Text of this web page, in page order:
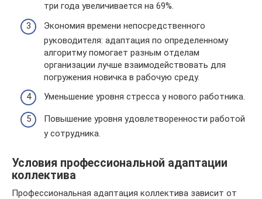
три года увеличивается на 69%.
Экономия времени непосредственного
руководителя: адаптация по определенному
алгоритму помогает разным отделам
организации лучше взаимодействовать для
погружения новичка в рабочую среду.
Уменьшение уровня стресса у нового работника.
Повышение уровня удовлетворенности работой
у сотрудника.
Условия профессиональной адаптации
коллектива
Профессиональная адаптация коллектива зависит от